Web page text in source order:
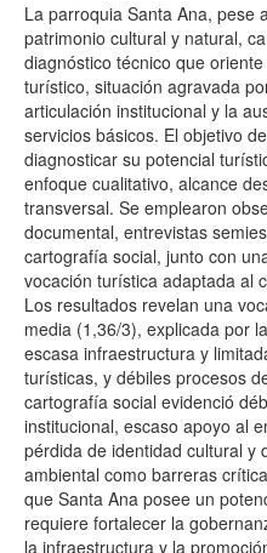
La parroquia Santa Ana, pese
patrimonio cultural y natural,
diagnóstico técnico que
turístico, situación agravada
articulación institucional y la
servicios básicos. El objetivo
diagnosticar su potencial
enfoque cualitativo, alcance
transversal. Se emplearon
documental, entrevistas
cartografía social, junto con
vocación turística adaptada al
Los resultados revelan una
media (1,36/3), explicada por
escasa infraestructura y
turísticas, y débiles procesos
cartografía social evidenció
institucional, escaso apoyo al
pérdida de identidad cultural y
ambiental como barreras
que Santa Ana posee un
requiere fortalecer la
la infraestructura y la